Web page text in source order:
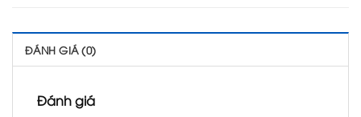
ĐÁNH GIÁ (0)
Đánh giá